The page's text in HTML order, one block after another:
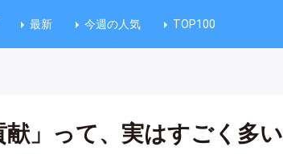
最新 今週の人気 TOP100
」って、実はすごく多い